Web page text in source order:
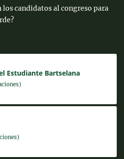
los candidatos al congreso para
Estudiante Bartselana